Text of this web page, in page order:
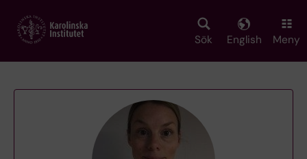
main
Sök English Meny